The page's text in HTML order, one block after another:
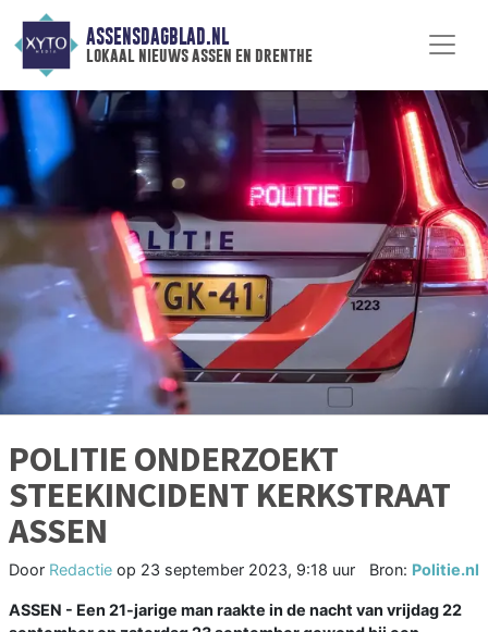
ASSENSDAGBLAD.NL
lokaal nieuws assen en drenthe
POLITIE ONDERZOEKT
STEEKINCIDENT KERKSTRAAT
ASSEN
Door Redactie op 23 september 2023, 9:18 uur Bron: Politie.nl
ASSEN - Een 21-jarige man raakte in de nacht van vrijdag 22